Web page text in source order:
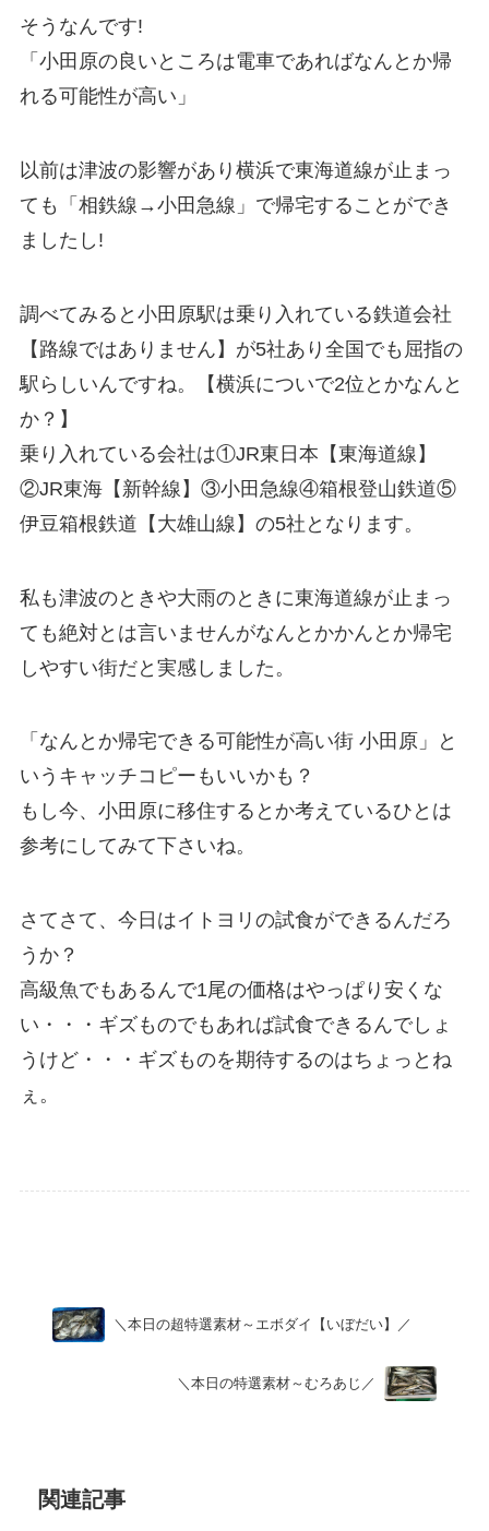
そうなんです!
「小田原の良いところは電車であればなんとか帰
れる可能性が高い」
以前は津波の影響があり横浜で東海道線が止まっ
ても「相鉄線→小田急線」で帰宅することができ
ましたし!
調べてみると小田原駅は乗り入れている鉄道会社
【路線ではありません】が5社あり全国でも屈指の
駅らしいんですね。【横浜についで2位とかなんと
か？】
乗り入れている会社は①JR東日本【東海道線】
②JR東海【新幹線】③小田急線④箱根登山鉄道⑤
伊豆箱根鉄道【大雄山線】の5社となります。
私も津波のときや大雨のときに東海道線が止まっ
ても絶対とは言いませんがなんとかかんとか帰宅
しやすい街だと実感しました。
「なんとか帰宅できる可能性が高い街 小田原」と
いうキャッチコピーもいいかも？
もし今、小田原に移住するとか考えているひとは
参考にしてみて下さいね。
さてさて、今日はイトヨリの試食ができるんだろ
うか？
高級魚でもあるんで1尾の価格はやっぱり安くな
い・・・ギズものでもあれば試食できるんでしょ
うけど・・・ギズものを期待するのはちょっとね
ぇ。
＼本日の超特選素材～エボダイ【いぼだい】／
＼本日の特選素材～むろあじ／
関連記事